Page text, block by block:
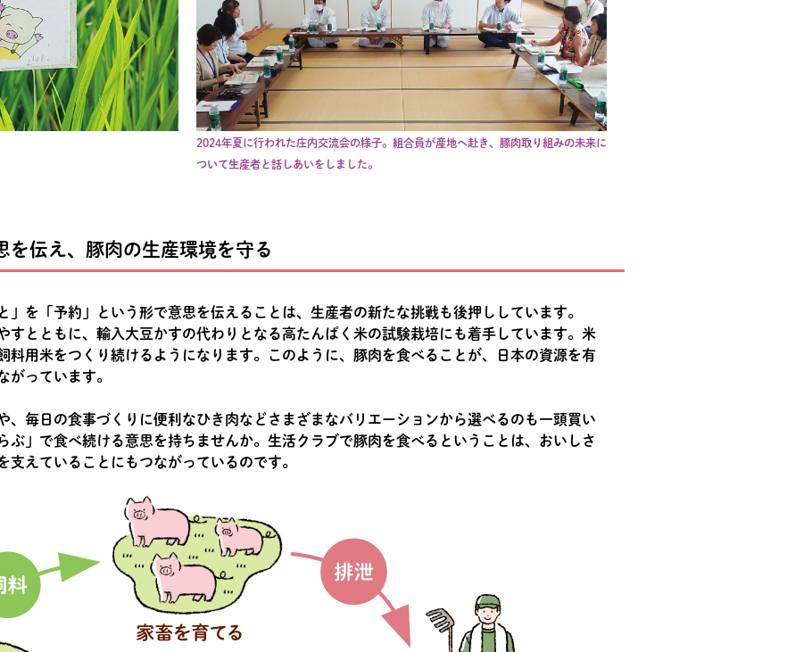
2024年夏に行われた庄内交流会の様子。組合員が産地へ赴き、豚肉取り組みの未来に
ついて生産者と話しあいをしました。
を伝え、豚肉の生産環境を守る
」を「予約」という形で意思を伝えることは、生産者の新たな挑戦も後押ししています。
すとともに、輸入大豆かすの代わりとなる高たんぱく米の試験栽培にも着手しています。米
料用米をつくり続けるようになります。このように、豚肉を食べることが、日本の資源を有
がっています。
、毎日の食事づくりに便利なひき肉などさまざまなバリエーションから選べるのも一頭買い
ぶ」で食べ続ける意思を持ちませんか。生活クラブで豚肉を食べるということは、おいしさ
えていることにもつながっているのです。